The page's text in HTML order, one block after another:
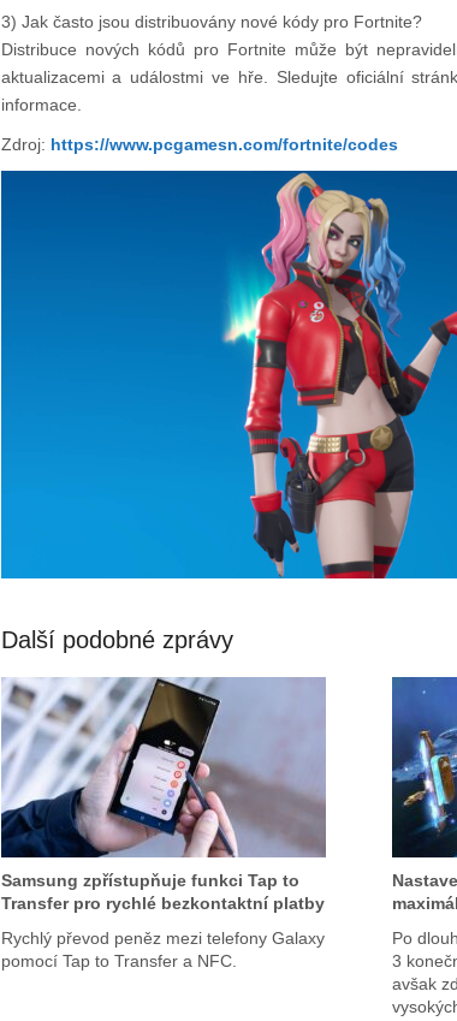
3) Jak často jsou distribuovány nové kódy pro Fortnite?
Distribuce nových kódů pro Fortnite může být
aktualizacemi a událostmi ve hře. Sledujte oficiální
informace.
Zdroj: https://www.pcgamesn.com/fortnite/codes
Další podobné zprávy
Samsung zpřístupňuje funkci Tap to
Transfer pro rychlé bezkontaktní platby
Rychlý převod peněz mezi telefony Galaxy
pomocí Tap to Transfer a NFC.
Po
3
avšak